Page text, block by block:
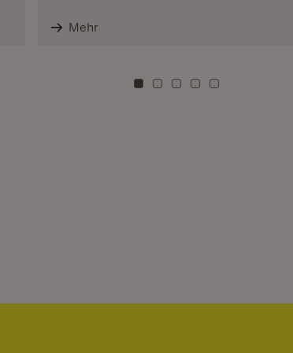
Mehr
Zu Kachel: 0
Zu Kachel: 3
Zu Kachel: 6
Zu Kachel: 9
Zu Kachel: 12